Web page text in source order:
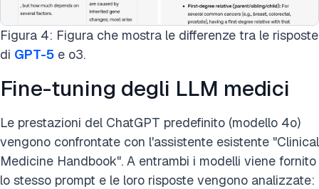
Figura 4: Figura che mostra le differenze tra le risposte
di GPT-5 e o3.
Fine-tuning degli LLM medici
Le prestazioni del ChatGPT predefinito (modello 4o)
vengono confrontate con l'assistente esistente "Clinical
Medicine Handbook". A entrambi i modelli viene fornito
lo stesso prompt e le loro risposte vengono analizzate: